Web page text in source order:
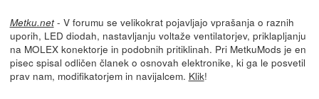
Metku.net- V forumu se velikokrat pojavljajo vprašanja o raznih
uporih, LED diodah, nastavljanju voltaže ventilatorjev, priklapljanju
na MOLEX konektorje in podobnih pritiklinah. Pri MetkuMods je en
pisec spisal odličen članek o osnovah elektronike, ki ga le posvetil
prav nam, modifikatorjem in navijalcem. Klik!